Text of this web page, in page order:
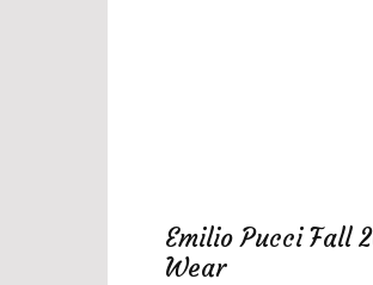
Emilio Pucci Fall
Wear